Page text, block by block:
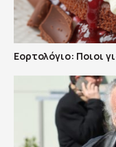
Εορτολόγιο: Ποιοι